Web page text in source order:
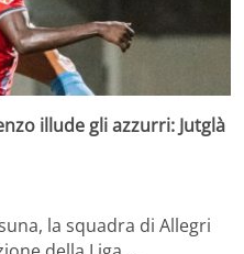
illude gli azzurri: Jutglà
la squadra di Allegri